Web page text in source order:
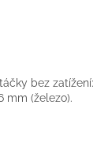
bez zatížení:
mm (železo).